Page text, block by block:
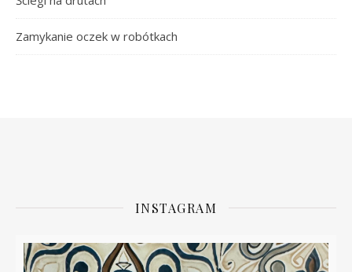
Zamykanie oczek w robótkach
INSTAGRAM